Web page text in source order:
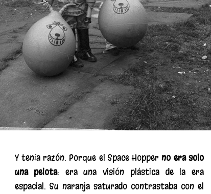
Y tenía razón. Porque el Space Hopper no era solo
una pelota: era una visión plástica de la era
espacial. Su naranja saturado contrastaba con el